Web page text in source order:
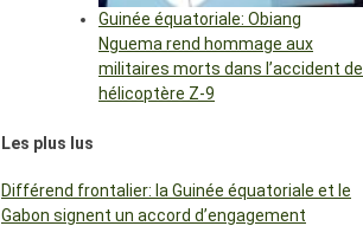
Guinée équatoriale: Obiang
Nguema rend hommage aux
militaires morts dans l’accident de
hélicoptère Z-9
Les plus lus
Différend frontalier: la Guinée équatoriale et le
Gabon signent un accord d’engagement